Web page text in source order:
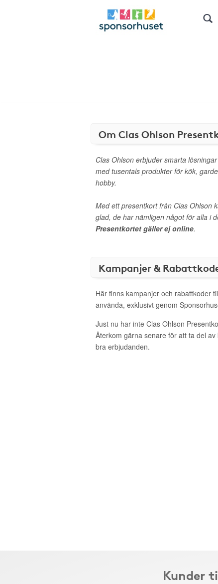
Om Clas Ohlson
Clas Ohlson erbjuder smarta
med tusentals produkter för kök,
hobby.
Med ett presentkort från Clas Ohlson
glad, de har nämligen något för alla i
Presentkortet gäller ej online.
Kampanjer &
Här finns kampanjer och rabattkoder
använda, exklusivt genom
Just nu har inte Clas Ohlson
Återkom gärna senare för att ta del
bra erbjudanden.
Kunder